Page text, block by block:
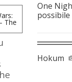
One
possibile
Hokum